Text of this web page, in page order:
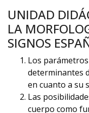
UNIDAD
LA
SIGNOS
Los
determinantes
en cuanto a su
Las
cuerpo como